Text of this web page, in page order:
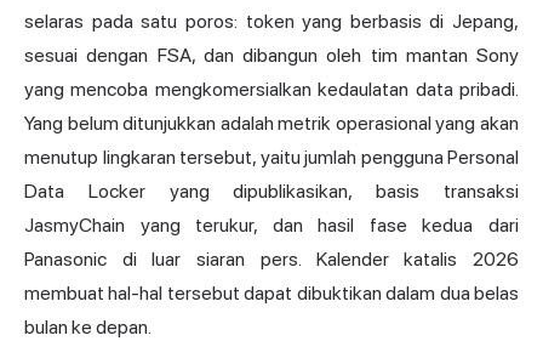
selaras pada satu poros: token yang berbasis di Jepang,
sesuai dengan FSA, dan dibangun oleh tim mantan Sony
yang mencoba mengkomersialkan kedaulatan data pribadi.
Yang belum ditunjukkan adalah metrik operasional yang akan
menutup lingkaran tersebut, yaitu jumlah pengguna Personal
Data Locker yang dipublikasikan, basis transaksi
JasmyChain yang terukur, dan hasil fase kedua dari
Panasonic di luar siaran pers. Kalender katalis 2026
membuat hal-hal tersebut dapat dibuktikan dalam dua belas
bulan ke depan.